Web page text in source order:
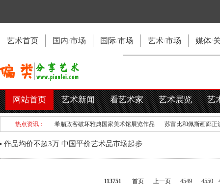
艺术首页 国内 市场 国际 市场 艺术 市场 媒体
网站首页 艺术新闻 看艺术家 艺术展览 艺
热点资讯： 希腊政客破坏雅典国家美术馆展览作品 苏富比和佩斯画廊正
作品均价不超3万 中国平价艺术品市场起步
113751 首页 上一页 4549 4550